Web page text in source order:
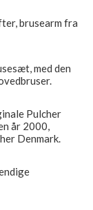
brusearm fra
med den
Pulcher
år 2000,
Denmark.